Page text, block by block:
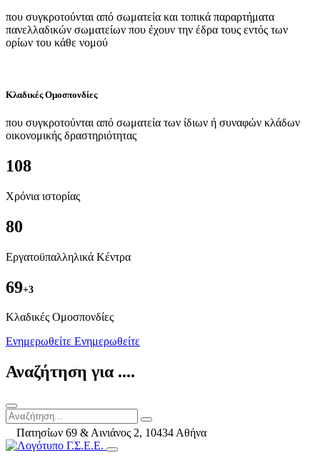
που συγκροτούνται από σωματεία και τοπικά παραρτήματα
πανελλαδικών σωματείων που έχουν την έδρα τους εντός των
ορίων του κάθε νομού
Κλαδικές Ομοσπονδίες
που συγκροτούνται από σωματεία των ίδιων ή συναφών κλάδων
οικονομικής δραστηριότητας
108
Χρόνια ιστορίας
80
Εργατοϋπαλληλικά Κέντρα
69+3
Kλαδικές Ομοσπονδίες
Ενημερωθείτε Ενημερωθείτε
Αναζήτηση για ....
Πατησίων 69 & Αινιάνος 2, 10434 Αθήνα